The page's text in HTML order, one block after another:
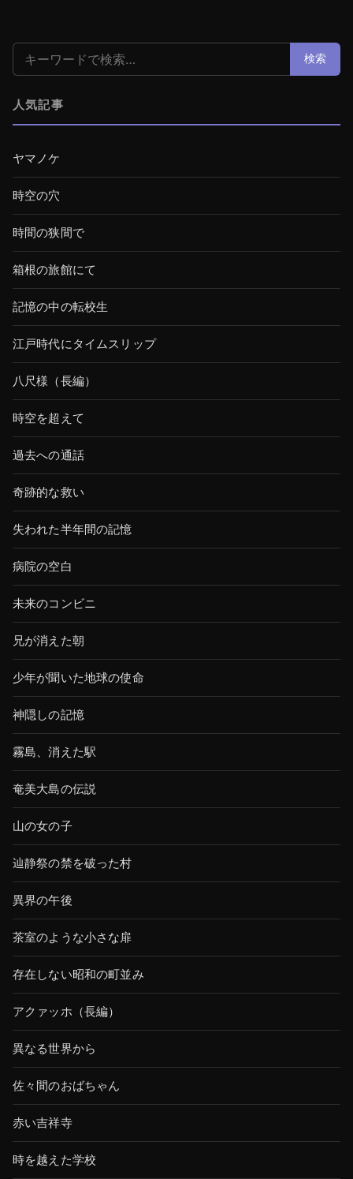
検索: 検索
人気記事
ヤマノケ
時空の穴
時間の狭間で
箱根の旅館にて
記憶の中の転校生
江戸時代にタイムスリップ
八尺様（長編）
時空を超えて
過去への通話
奇跡的な救い
失われた半年間の記憶
病院の空白
未来のコンビニ
兄が消えた朝
少年が聞いた地球の使命
神隠しの記憶
霧島、消えた駅
奄美大島の伝説
山の女の子
辿静祭の禁を破った村
異界の午後
茶室のような小さな扉
存在しない昭和の町並み
アクァッホ（長編）
異なる世界から
佐々間のおばちゃん
赤い吉祥寺
時を越えた学校